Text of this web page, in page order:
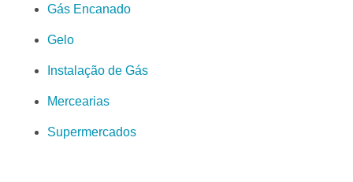
Gás Encanado
Gelo
Instalação de Gás
Mercearias
Supermercados